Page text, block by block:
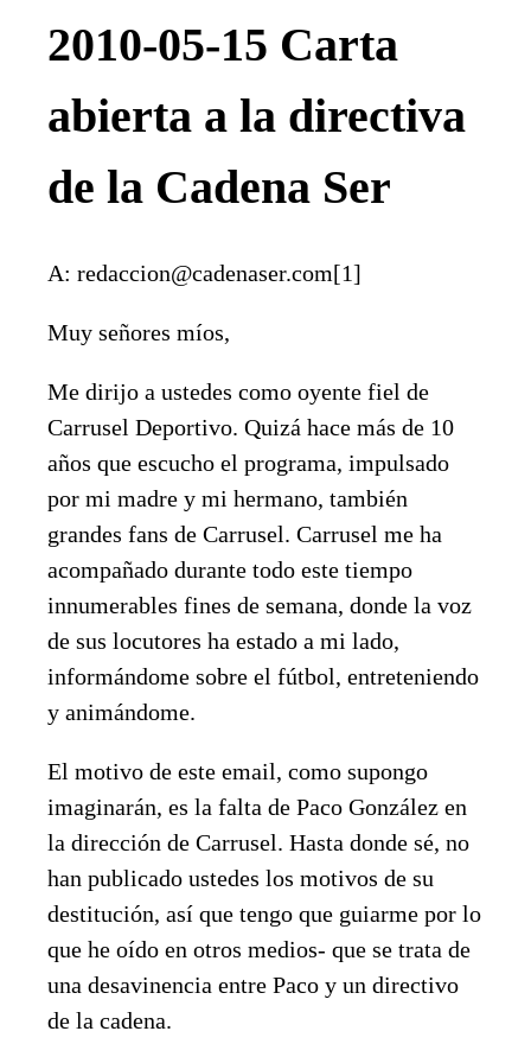
2010-05-15 Carta
abierta a la directiva
de la Cadena Ser
A: redaccion@cadenaser.com[1]
Muy señores míos,
Me dirijo a ustedes como oyente fiel de
Carrusel Deportivo. Quizá hace más de 10
años que escucho el programa, impulsado
por mi madre y mi hermano, también
grandes fans de Carrusel. Carrusel me ha
acompañado durante todo este tiempo
innumerables fines de semana, donde la voz
de sus locutores ha estado a mi lado,
informándome sobre el fútbol, entreteniendo
y animándome.
El motivo de este email, como supongo
imaginarán, es la falta de Paco González en
la dirección de Carrusel. Hasta donde sé, no
han publicado ustedes los motivos de su
destitución, así que tengo que guiarme por lo
que he oído en otros medios- que se trata de
una desavinencia entre Paco y un directivo
de la cadena.